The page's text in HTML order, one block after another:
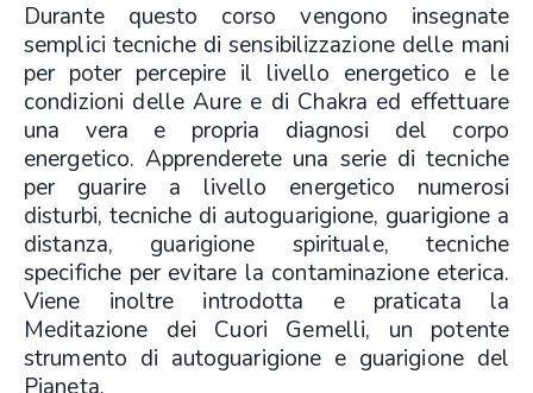
Durante questo corso vengono insegnate
semplici tecniche di sensibilizzazione delle mani
per poter percepire il livello energetico e le
condizioni delle Aure e di Chakra ed effettuare
una vera e propria diagnosi del corpo
energetico. Apprenderete una serie di tecniche
per guarire a livello energetico numerosi
disturbi, tecniche di autoguarigione, guarigione a
distanza, guarigione spirituale, tecniche
specifiche per evitare la contaminazione eterica.
Viene inoltre introdotta e praticata la
Meditazione dei Cuori Gemelli, un potente
strumento di autoguarigione e guarigione del